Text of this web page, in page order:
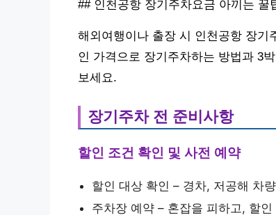
## 인천공항 장기주차요금 아끼는 꿀
해외여행이나 출장 시 인천공항 장기
인 가격으로 장기주차하는 방법과 3
보세요.
장기주차 전 준비사항
할인 조건 확인 및 사전 예약
할인 대상 확인 – 경차, 저공해 차
주차장 예약 – 혼잡을 피하고, 할